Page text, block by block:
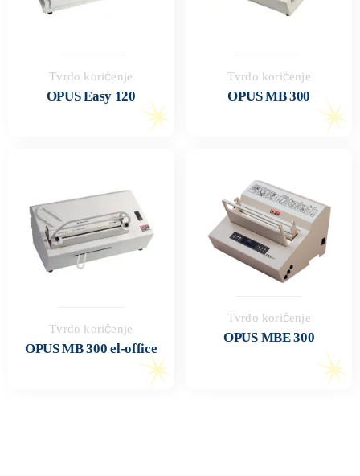
Tvrdo koričenje
OPUS Easy 120
Tvrdo koričenje
OPUS MB 300
Tvrdo koričenje
OPUS MB 300 el-office
Tvrdo koričenje
OPUS MBE 300